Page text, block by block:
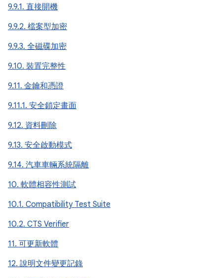
9.9.1. 直接開機
9.9.2. 檔案型加密
9.9.3. 全磁碟加密
9.10. 裝置完整性
9.11. 金鑰和憑證
9.11.1. 安全鎖定畫面
9.12. 資料刪除
9.13. 安全啟動模式
9.14. 汽車車輛系統隔離
10. 軟體相容性測試
10.1. Compatibility Test Suite
10.2. CTS Verifier
11. 可更新軟體
12. 說明文件變更記錄